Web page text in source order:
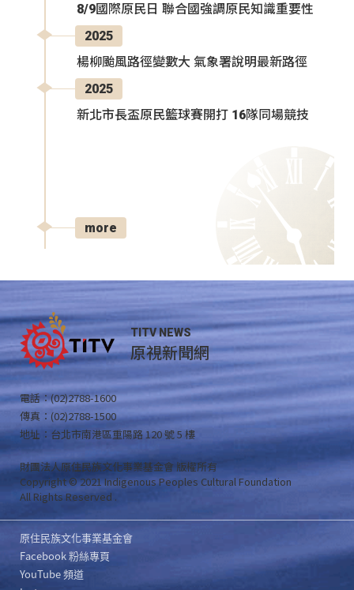
8/9國際原民日 聯合國強調原民知識重要性
2025
楊柳颱風路徑變數大 氣象署說明最新路徑
2025
新北市長盃原民籃球賽開打 16隊同場競技
more
TITV NEWS
原視新聞網
電話：(02)2788-1600
傳真：(02)2788-1500
地址：台北市南港區重陽路 120 號 5 樓
財團法人原住民族文化事業基金會 版權所有
Copyright © 2021 Indigenous Peoples Cultural Foundation
All Rights Reserved .
原住民族文化事業基金會
Facebook 粉絲專頁
YouTube 頻道